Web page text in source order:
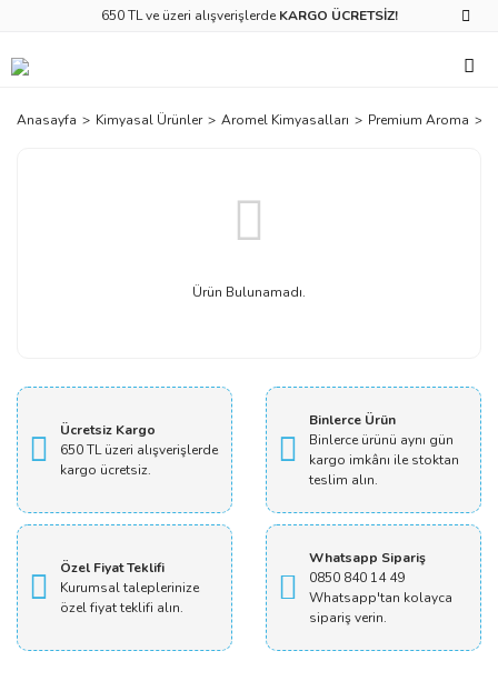
650 TL ve üzeri alışverişlerde KARGO ÜCRETSİZ!
Anasayfa Kimyasal Ürünler Aromel Kimyasalları Premium Aroma
Ürün Bulunamadı.
Ücretsiz Kargo
650 TL üzeri alışverişlerde
kargo ücretsiz.
Binlerce Ürün
Binlerce ürünü aynı gün
kargo imkânı ile stoktan
teslim alın.
Özel Fiyat Teklifi
Kurumsal taleplerinize
özel fiyat teklifi alın.
Whatsapp Sipariş
0850 840 14 49
Whatsapp'tan kolayca
sipariş verin.